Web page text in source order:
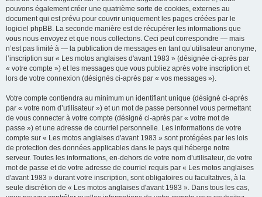
pouvons également créer une quatrième sorte de cookies, externes au
document qui est prévu pour couvrir uniquement les pages créées par le
logiciel phpBB. La seconde manière est de récupérer les informations que
vous nous envoyez et que nous collectons. Ceci peut correspondre — mais
n’est pas limité à — la publication de messages en tant qu’utilisateur anonyme,
l’inscription sur « Les motos anglaises d'avant 1983 » (désignée ci-après par
« votre compte ») et les messages que vous publiez après votre inscription et
lors de votre connexion (désignés ci-après par « vos messages »).
Votre compte contiendra au minimum un identifiant unique (désigné ci-après
par « votre nom d’utilisateur ») et un mot de passe personnel vous permettant
de vous connecter à votre compte (désigné ci-après par « votre mot de
passe ») et une adresse de courriel personnelle. Les informations de votre
compte sur « Les motos anglaises d'avant 1983 » sont protégées par les lois
de protection des données applicables dans le pays qui héberge notre
serveur. Toutes les informations, en-dehors de votre nom d’utilisateur, de votre
mot de passe et de votre adresse de courriel requis par « Les motos anglaises
d'avant 1983 » durant votre inscription, sont obligatoires ou facultatives, à la
seule discrétion de « Les motos anglaises d'avant 1983 ». Dans tous les cas,